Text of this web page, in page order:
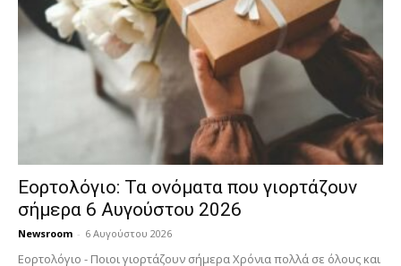
Εορτολόγιο: Τα ονόματα που γιορτάζουν
σήμερα 6 Αυγούστου 2026
Newsroom - 6 Αυγούστου 2026
Εορτολόγιο - Ποιοι γιορτάζουν σήμερα Χρόνια πολλά σε όλους και